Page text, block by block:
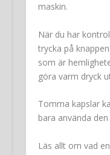
maskin.
När du har
trycka på
som är
göra varm dryck
Tomma kapslar
bara använda
Läs allt om vad